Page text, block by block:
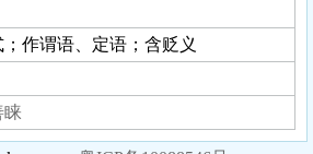
作谓语、定语；含贬义
睐